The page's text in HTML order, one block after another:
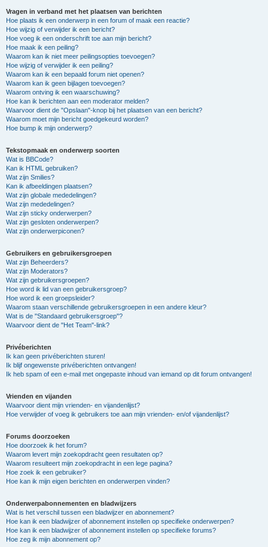
Vragen in verband met het plaatsen van berichten
Hoe plaats ik een onderwerp in een forum of maak een reactie?
Hoe wijzig of verwijder ik een bericht?
Hoe voeg ik een onderschrift toe aan mijn bericht?
Hoe maak ik een peiling?
Waarom kan ik niet meer peilingsopties toevoegen?
Hoe wijzig of verwijder ik een peiling?
Waarom kan ik een bepaald forum niet openen?
Waarom kan ik geen bijlagen toevoegen?
Waarom ontving ik een waarschuwing?
Hoe kan ik berichten aan een moderator melden?
Waarvoor dient de "Opslaan"-knop bij het plaatsen van een bericht?
Waarom moet mijn bericht goedgekeurd worden?
Hoe bump ik mijn onderwerp?
Tekstopmaak en onderwerp soorten
Wat is BBCode?
Kan ik HTML gebruiken?
Wat zijn Smilies?
Kan ik afbeeldingen plaatsen?
Wat zijn globale mededelingen?
Wat zijn mededelingen?
Wat zijn sticky onderwerpen?
Wat zijn gesloten onderwerpen?
Wat zijn onderwerpiconen?
Gebruikers en gebruikersgroepen
Wat zijn Beheerders?
Wat zijn Moderators?
Wat zijn gebruikersgroepen?
Hoe word ik lid van een gebruikersgroep?
Hoe word ik een groepsleider?
Waarom staan verschillende gebruikersgroepen in een andere kleur?
Wat is de "Standaard gebruikersgroep"?
Waarvoor dient de "Het Team"-link?
Privéberichten
Ik kan geen privéberichten sturen!
Ik blijf ongewenste privéberichten ontvangen!
Ik heb spam of een e-mail met ongepaste inhoud van iemand op dit forum ontvangen!
Vrienden en vijanden
Waarvoor dient mijn vrienden- en vijandenlijst?
Hoe verwijder of voeg ik gebruikers toe aan mijn vrienden- en/of vijandenlijst?
Forums doorzoeken
Hoe doorzoek ik het forum?
Waarom levert mijn zoekopdracht geen resultaten op?
Waarom resulteert mijn zoekopdracht in een lege pagina?
Hoe zoek ik een gebruiker?
Hoe kan ik mijn eigen berichten en onderwerpen vinden?
Onderwerpabonnementen en bladwijzers
Wat is het verschil tussen een bladwijzer en abonnement?
Hoe kan ik een bladwijzer of abonnement instellen op specifieke onderwerpen?
Hoe kan ik een bladwijzer of abonnement instellen op specifieke forums?
Hoe zeg ik mijn abonnement op?